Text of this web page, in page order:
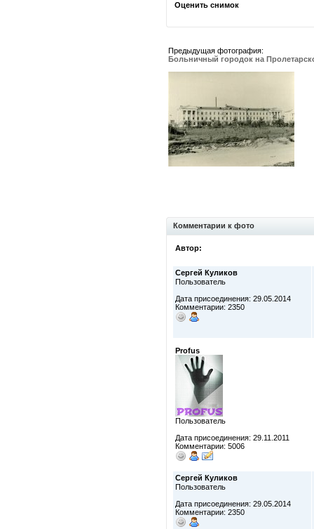
Оценить снимок
Предыдущая фотография:
Больничный городок на
Комментарии к фото
Автор:
Сергей Куликов
Пользователь
Дата присоединения: 29.05.2014
Комментарии: 2350
Profus
Пользователь
Дата присоединения: 29.11.2011
Комментарии: 5006
Сергей Куликов
Пользователь
Дата присоединения: 29.05.2014
Комментарии: 2350